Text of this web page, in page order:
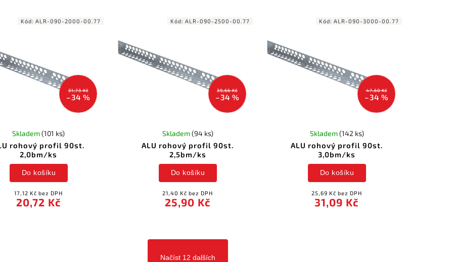
31,73 Kč
–34 %
rohový profil 90st.
2,0bm/ks
Skladem(101 ks)
17,12 Kč bez DPH
20,72 Kč
Do košíku
Kód:ALR-090-2000-00.77
39,66 Kč
–34 %
ALU rohový profil 90st.
2,5bm/ks
Skladem(94 ks)
21,40 Kč bez DPH
25,90 Kč
Do košíku
Kód:ALR-090-2500-00.77
47,60 Kč
–34 %
ALU rohový profil 90st.
3,0bm/ks
Skladem(142 ks)
25,69 Kč bez DPH
31,09 Kč
Do košíku
Kód:ALR-090-3000-00.77
Načíst 12 dalších